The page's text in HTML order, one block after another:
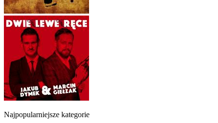
Najpopularniejsze kategorie